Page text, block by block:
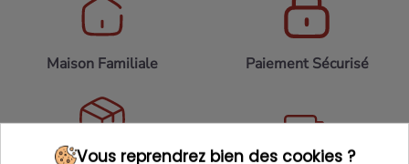
Maison Familiale Paiement Sécurisé
Vous reprendrez bien des cookies ?